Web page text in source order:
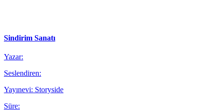
Sindirim Sanatı
Yazar:
Seslendiren:
Yayınevi: Storyside
Süre: